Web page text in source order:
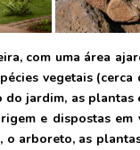
com uma área
vegetais
jardim, as
e dispostas
o arboreto, as